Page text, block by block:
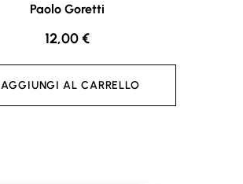
Paolo Goretti
12,00€
AGGIUNGI AL CARRELLO